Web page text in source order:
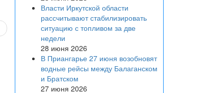
Власти Иркутской области
рассчитывают стабилизировать
ситуацию с топливом за две
недели
28 июня 2026
В Приангарье 27 июня возобновят
водные рейсы между Балаганском
и Братском
27 июня 2026